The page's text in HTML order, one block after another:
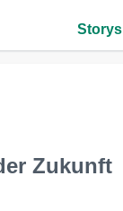
Storys
Zukunft